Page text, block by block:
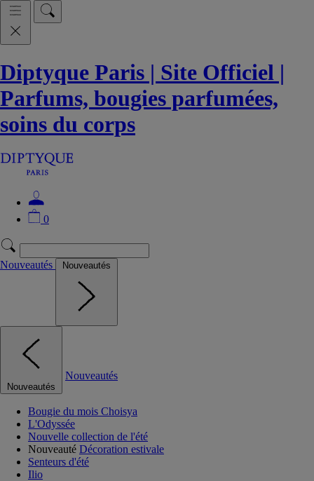
Diptyque Paris | Site Officiel |
Parfums, bougies parfumées,
soins du corps
0
Nouveautés Nouveautés
Nouveautés
Nouveautés
Bougie du mois Choisya
L'Odyssée
Nouvelle collection de l'été
Nouveauté Décoration estivale
Senteurs d'été
Ilio